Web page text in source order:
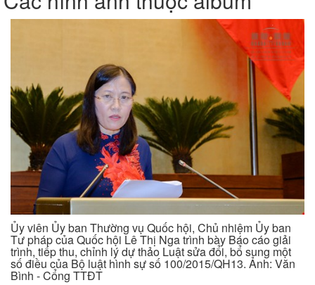
Ủy viên Ủy ban Thường vụ Quốc hội, Chủ nhiệm Ủy ban
Tư pháp của Quốc hội Lê Thị Nga trình bày Báo cáo giải
trình, tiếp thu, chỉnh lý dự thảo Luật sửa đổi, bổ sung một
số điều của Bộ luật hình sự số 100/2015/QH13. Ảnh: Văn
Bình - Cổng TTĐT